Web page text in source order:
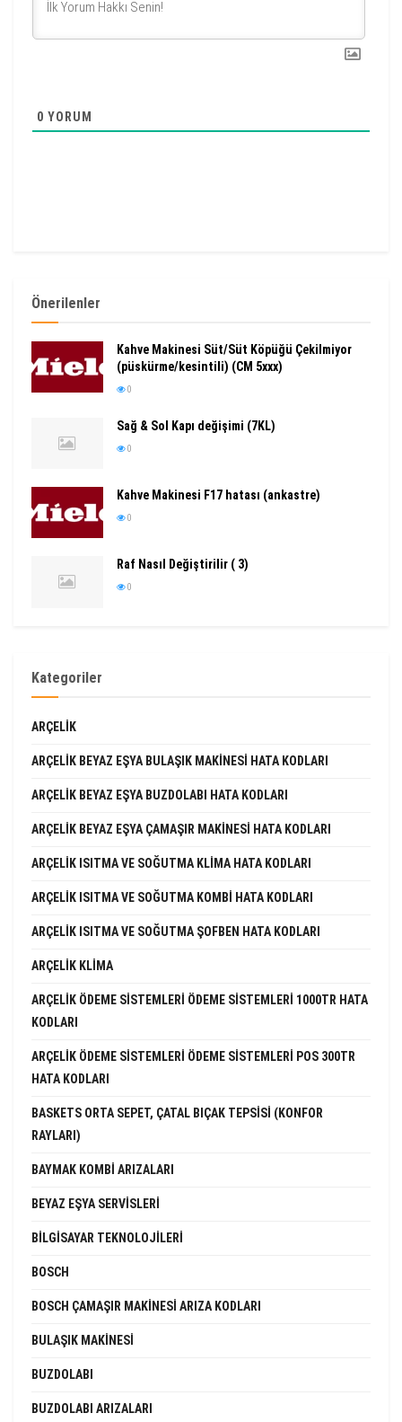
0 YORUM
Önerilenler
Kahve Makinesi Süt/Süt Köpüğü Çekilmiyor
(püskürme/kesintili) (CM 5xxx)
0
Sağ & Sol Kapı değişimi (7KL)
0
Kahve Makinesi F17 hatası (ankastre)
0
Raf Nasıl Değiştirilir ( 3)
0
Kategoriler
ARÇELIK
ARÇELIK BEYAZ EŞYA BULAŞIK MAKINESI HATA KODLARI
ARÇELIK BEYAZ EŞYA BUZDOLABI HATA KODLARI
ARÇELIK BEYAZ EŞYA ÇAMAŞIR MAKINESI HATA KODLARI
ARÇELIK ISITMA VE SOĞUTMA KLIMA HATA KODLARI
ARÇELIK ISITMA VE SOĞUTMA KOMBI HATA KODLARI
ARÇELIK ISITMA VE SOĞUTMA ŞOFBEN HATA KODLARI
ARÇELIK KLIMA
ARÇELIK ÖDEME SISTEMLERI ÖDEME SISTEMLERI 1000TR HATA
KODLARI
ARÇELIK ÖDEME SISTEMLERI ÖDEME SISTEMLERI POS 300TR
HATA KODLARI
BASKETS ORTA SEPET, ÇATAL BIÇAK TEPSISI (KONFOR
RAYLARI)
BAYMAK KOMBI ARIZALARI
BEYAZ EŞYA SERVISLERI
BILGISAYAR TEKNOLOJILERI
BOSCH
BOSCH ÇAMAŞIR MAKINESI ARIZA KODLARI
BULAŞIK MAKINESI
BUZDOLABI
BUZDOLABI ARIZALARI